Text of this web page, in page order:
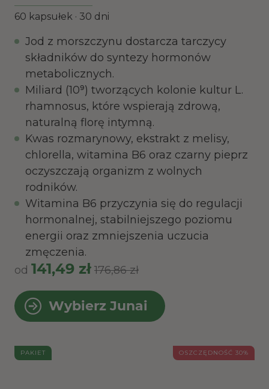
60 kapsułek · 30 dni
Jod z morszczynu dostarcza tarczycy
składników do syntezy hormonów
metabolicznych.
Miliard (10⁹) tworzących kolonie kultur L.
rhamnosus, które wspierają zdrową,
naturalną florę intymną.
Kwas rozmarynowy, ekstrakt z melisy,
chlorella, witamina B6 oraz czarny pieprz
oczyszczają organizm z wolnych
rodników.
Witamina B6 przyczynia się do regulacji
hormonalnej, stabilniejszego poziomu
energii oraz zmniejszenia uczucia
zmęczenia.
od 141,49 zł 176,86 zł
Wybierz Junai
PAKIET OSZCZĘDNOŚĆ 30%